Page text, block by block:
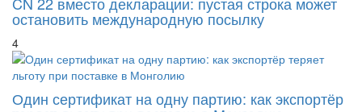
4
Один сертификат на одну партию: как экспортёр
теряет льготу при поставке в Монголию